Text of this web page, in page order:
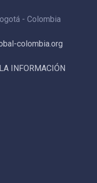
- Colombia
colombia.org
INFORMACIÓN